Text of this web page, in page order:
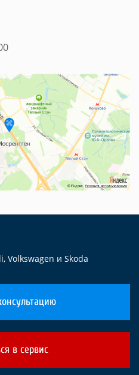
Volkswagen и Skoda
в сервис